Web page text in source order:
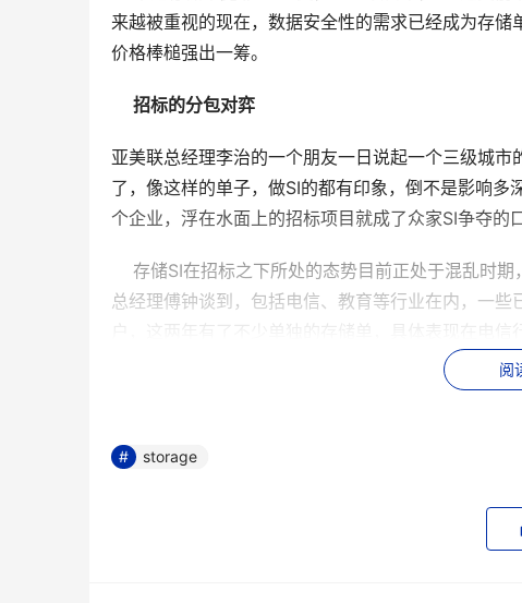
来越被重视的现在，数据安全性的需求已经成为存
价格棒槌强出一筹。
招标的分包对弈
亚美联总经理李治的一个朋友一日说起一个三级城
了，像这样的单子，做SI的都有印象，倒不是影响
个企业，浮在水面上的招标项目就成了众家SI争夺的
存储SI在招标之下所处的态势目前正处于混乱时期
总经理傅钟谈到，包括电信、教育等行业在内，一
上的整体项目比以前更重视存储系统，存储分包所
存储SI所面临的招标环境，大致还是跟SI整体一致。
就招标本身而言，目前有几类形态：一是传统的总
形态在目前还占主流，其中总包SI以再次招标方式
络各部分分开招标，比如同有飞骥所中的中科院地
趋势，会逐渐成为主要方式；还有一种趋势是分层
阅
storage